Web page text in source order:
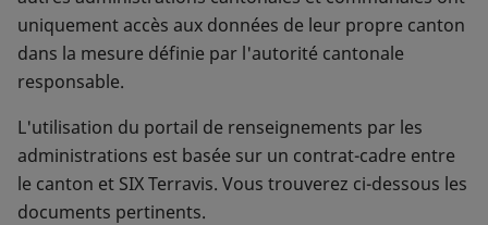
uniquement accès aux données de leur propre canton
dans la mesure définie par l'autorité cantonale
responsable.
L'utilisation du portail de renseignements par les
administrations est basée sur un contrat-cadre entre
le canton et SIX Terravis. Vous trouverez ci-dessous les
documents pertinents.